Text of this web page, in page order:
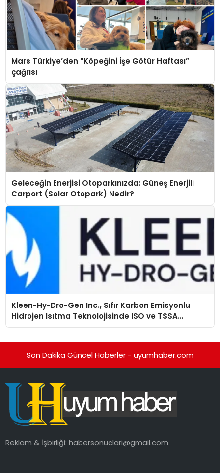
Mars Türkiye’den “Köpeğini İşe Götür Haftası”
çağrısı
Geleceğin Enerjisi Otoparkınızda: Güneş Enerjili
Carport (Solar Otopark) Nedir?
Kleen-Hy-Dro-Gen Inc., Sıfır Karbon Emisyonlu
Hidrojen Isıtma Teknolojisinde ISO ve TSSA
Düzenleyici Onaylarını Aldı
Son Dakika Güncel Haberler - uyumhaber.com
Reklam & İşbirliği:habersonuclari@gmail.com